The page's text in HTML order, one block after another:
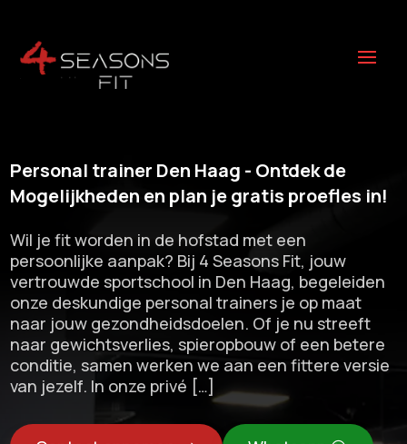
Personal trainer Den Haag - Ontdek de
Mogelijkheden en plan je gratis proefles in!
Wil je fit worden in de hofstad met een
persoonlijke aanpak? Bij 4 Seasons Fit, jouw
vertrouwde sportschool in Den Haag, begeleiden
onze deskundige personal trainers je op maat
naar jouw gezondheidsdoelen.​ Of je nu streeft
naar gewichtsverlies, spieropbouw of een betere
conditie, samen werken we aan een fittere versie
van jezelf.​ In onze privé […]